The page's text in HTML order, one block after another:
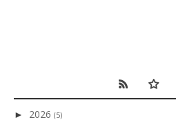
► 2026 (5)